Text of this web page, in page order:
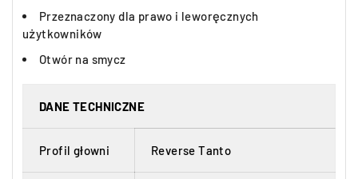
Przeznaczony dla prawo i leworęcznych
użytkowników
Otwór na smycz
DANE TECHNICZNE
Profil głowni Reverse Tanto